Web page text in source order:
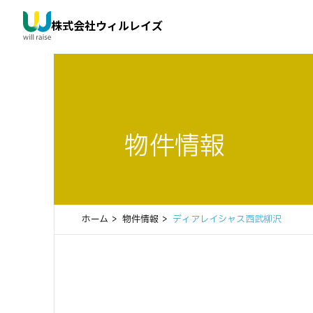
株式会社ウィルレイズ
物件情報
ホーム 物件情報 ディアレイシャス西武柳沢